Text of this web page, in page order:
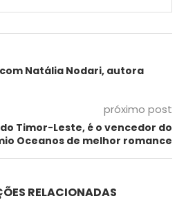
Natália Nodari, autora
próximo post
Timor-Leste, é o vencedor do
Oceanos de melhor romance
RELACIONADAS